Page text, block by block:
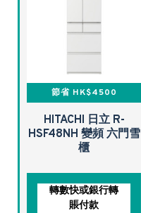
節省 HK$4500
HITACHI 日立 R-
HSF48NH 變頻 六門雪
櫃
轉數快或銀行轉
賬付款